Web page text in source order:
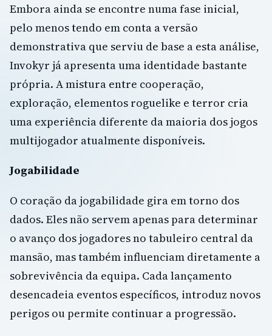
Embora ainda se encontre numa fase inicial,
pelo menos tendo em conta a versão
demonstrativa que serviu de base a esta análise,
Invokyr já apresenta uma identidade bastante
própria. A mistura entre cooperação,
exploração, elementos roguelike e terror cria
uma experiência diferente da maioria dos jogos
multijogador atualmente disponíveis.
Jogabilidade
O coração da jogabilidade gira em torno dos
dados. Eles não servem apenas para determinar
o avanço dos jogadores no tabuleiro central da
mansão, mas também influenciam diretamente a
sobrevivência da equipa. Cada lançamento
desencadeia eventos específicos, introduz novos
perigos ou permite continuar a progressão.